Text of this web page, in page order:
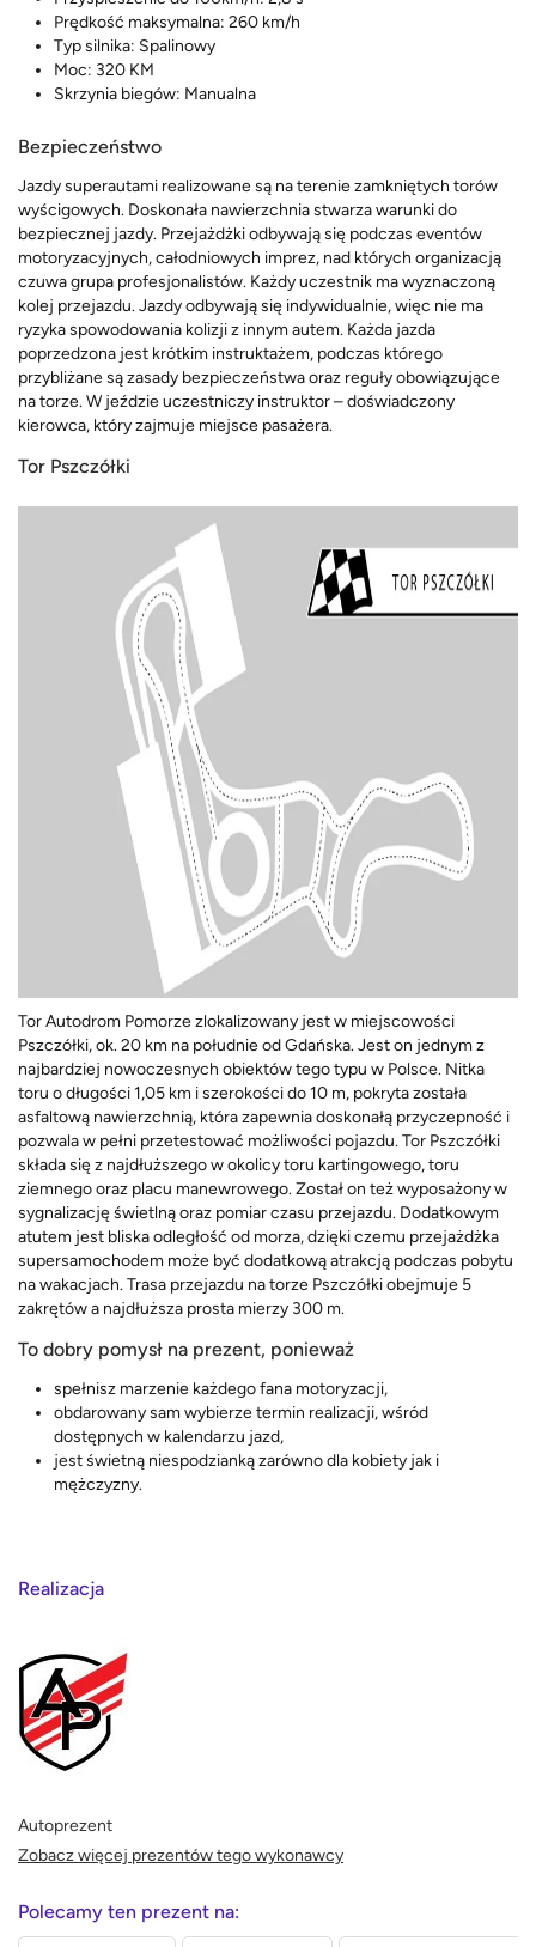
Prędkość maksymalna: 260 km/h
Typ silnika: Spalinowy
Moc: 320 KM
Skrzynia biegów: Manualna
Bezpieczeństwo
Jazdy superautami realizowane są na terenie zamkniętych torów
wyścigowych. Doskonała nawierzchnia stwarza warunki do
bezpiecznej jazdy. Przejażdżki odbywają się podczas eventów
motoryzacyjnych, całodniowych imprez, nad których organizacją
czuwa grupa profesjonalistów. Każdy uczestnik ma wyznaczoną
kolej przejazdu. Jazdy odbywają się indywidualnie, więc nie ma
ryzyka spowodowania kolizji z innym autem. Każda jazda
poprzedzona jest krótkim instruktażem, podczas którego
przybliżane są zasady bezpieczeństwa oraz reguły obowiązujące
na torze. W jeździe uczestniczy instruktor – doświadczony
kierowca, który zajmuje miejsce pasażera.
Tor Pszczółki
Tor Autodrom Pomorze zlokalizowany jest w miejscowości
Pszczółki, ok. 20 km na południe od Gdańska. Jest on jednym z
najbardziej nowoczesnych obiektów tego typu w Polsce. Nitka
toru o długości 1,05 km i szerokości do 10 m, pokryta została
asfaltową nawierzchnią, która zapewnia doskonałą przyczepność i
pozwala w pełni przetestować możliwości pojazdu. Tor Pszczółki
składa się z najdłuższego w okolicy toru kartingowego, toru
ziemnego oraz placu manewrowego. Został on też wyposażony w
sygnalizację świetlną oraz pomiar czasu przejazdu. Dodatkowym
atutem jest bliska odległość od morza, dzięki czemu przejażdżka
supersamochodem może być dodatkową atrakcją podczas pobytu
na wakacjach. Trasa przejazdu na torze Pszczółki obejmuje 5
zakrętów a najdłuższa prosta mierzy 300 m.
To dobry pomysł na prezent, ponieważ
spełnisz marzenie każdego fana motoryzacji,
obdarowany sam wybierze termin realizacji, wśród
dostępnych w kalendarzu jazd,
jest świetną niespodzianką zarówno dla kobiety jak i
mężczyzny.
Realizacja
Autoprezent
Zobacz więcej prezentów tego wykonawcy
Polecamy ten prezent na: